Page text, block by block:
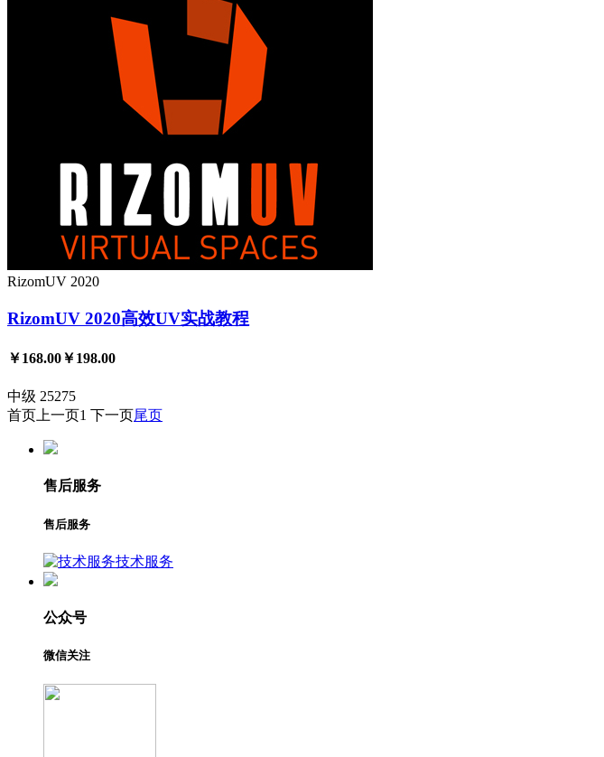
RizomUV 2020
RizomUV 2020高效UV实战教程
￥168.00￥198.00
中级 25275
首页 上一页1 下一页尾页
售后服务
售后服务
技术服务
公众号
微信关注